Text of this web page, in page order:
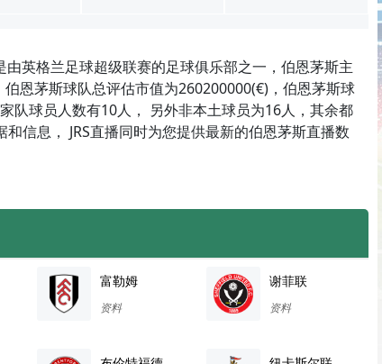
英格兰足球超级联赛的足球俱乐部之一，伯恩茅斯主
恩茅斯球队总评估市值为260200000(€)，伯恩茅斯球
队球员人数有10人， 另外非本土球员为16人，其余都
信息， JRS直播同时为您提供最新的伯恩茅斯直播数
富勒姆
资料
谢菲联
资料